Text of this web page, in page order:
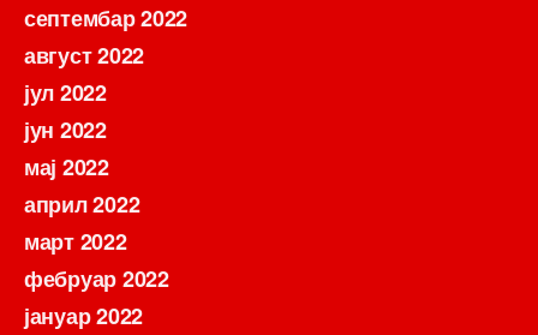
септембар 2022
август 2022
јул 2022
јун 2022
мај 2022
април 2022
март 2022
фебруар 2022
јануар 2022